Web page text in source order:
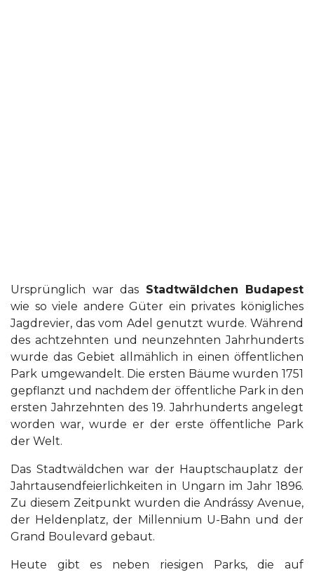
Ursprünglich war das Stadtwäldchen Budapest
wie so viele andere Güter ein privates königliches
Jagdrevier, das vom Adel genutzt wurde. Während
des achtzehnten und neunzehnten Jahrhunderts
wurde das Gebiet allmählich in einen öffentlichen
Park umgewandelt. Die ersten Bäume wurden 1751
gepflanzt und nachdem der öffentliche Park in den
ersten Jahrzehnten des 19. Jahrhunderts angelegt
worden war, wurde er der erste öffentliche Park
der Welt.
Das Stadtwäldchen war der Hauptschauplatz der
Jahrtausendfeierlichkeiten in Ungarn im Jahr 1896.
Zu diesem Zeitpunkt wurden die Andrássy Avenue,
der Heldenplatz, der Millennium U-Bahn und der
Grand Boulevard gebaut.
Heute gibt es neben riesigen Parks, die auf